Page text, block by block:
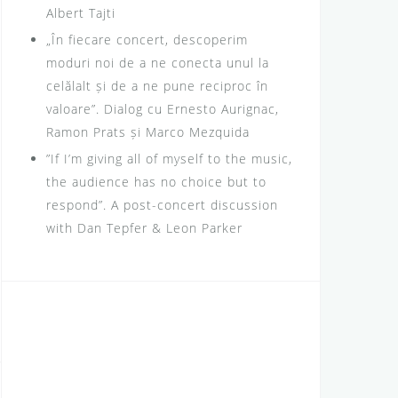
Albert Tajti
„În fiecare concert, descoperim
moduri noi de a ne conecta unul la
celălalt și de a ne pune reciproc în
valoare”. Dialog cu Ernesto Aurignac,
Ramon Prats și Marco Mezquida
”If I’m giving all of myself to the music,
the audience has no choice but to
respond”. A post-concert discussion
with Dan Tepfer & Leon Parker